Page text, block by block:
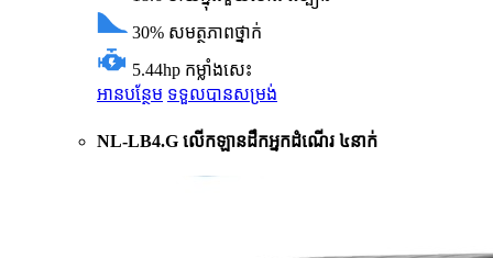
30% សមត្ថភាពថ្នាក់
5.44hp កម្លាំងសេះ
អានបន្ថែម ទទួលបានសម្រង់
NL-LB4.G លើកឡានដឹកអ្នកដំណើរ ៤នាក់